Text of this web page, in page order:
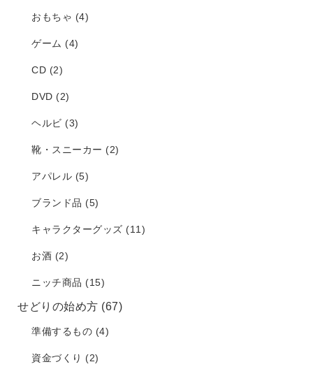
おもちゃ (4)
ゲーム (4)
CD (2)
DVD (2)
ヘルビ (3)
靴・スニーカー (2)
アパレル (5)
ブランド品 (5)
キャラクターグッズ (11)
お酒 (2)
ニッチ商品 (15)
せどりの始め方 (67)
準備するもの (4)
資金づくり (2)